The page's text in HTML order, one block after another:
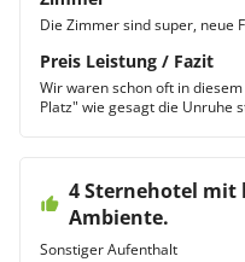
Die Zimmer sind super, neue
Preis Leistung / Fazit
Wir waren schon oft in
Platz" wie gesagt die Unruhe
4 Sternehotel mit
Ambiente.
Sonstiger Aufenthalt